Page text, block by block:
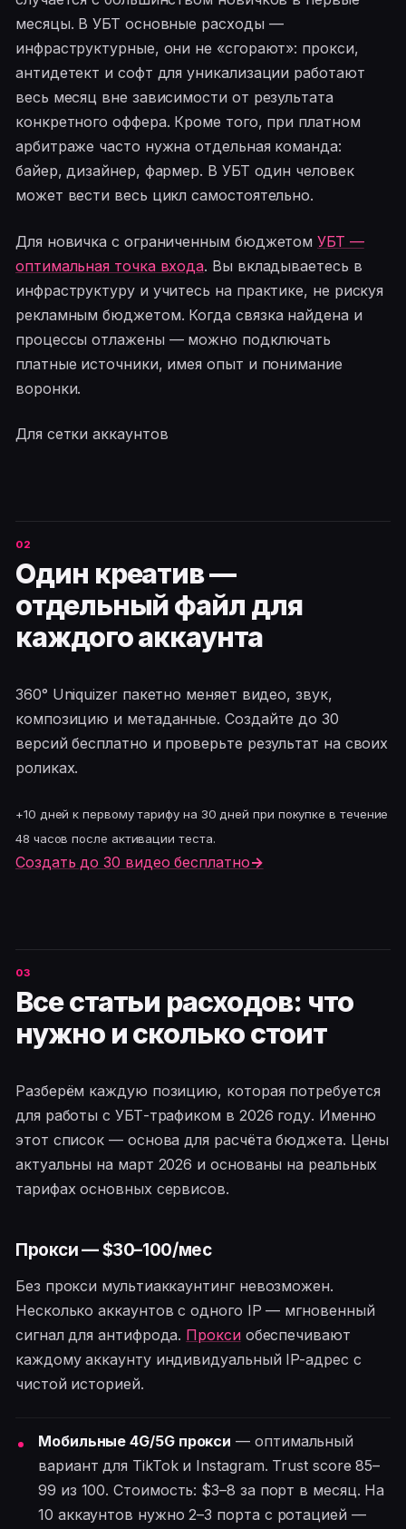
месяцы. В УБТ основные расходы —
инфраструктурные, они не «сгорают»: прокси,
антидетект и софт для уникализации работают
весь месяц вне зависимости от результата
конкретного оффера. Кроме того, при платном
арбитраже часто нужна отдельная команда:
байер, дизайнер, фармер. В УБТ один человек
может вести весь цикл самостоятельно.
Для новичка с ограниченным бюджетомУБТ —
оптимальная точка входа. Вы вкладываетесь в
инфраструктуру и учитесь на практике, не рискуя
рекламным бюджетом. Когда связка найдена и
процессы отлажены — можно подключать
платные источники, имея опыт и понимание
воронки.
Для сетки аккаунтов
Один креатив —
отдельный файл для
каждого аккаунта
360° Uniquizer пакетно меняет видео, звук,
композицию и метаданные. Создайте до 30
версий бесплатно и проверьте результат на своих
роликах.
+10 дней к первому тарифу на 30 дней при покупке в течение
48 часов после активации теста.
Создать до 30 видео бесплатно→
Все статьи расходов: что
нужно и сколько стоит
Разберём каждую позицию, которая потребуется
для работы с УБТ-трафиком в 2026 году. Именно
этот список — основа для расчёта бюджета. Цены
актуальны на март 2026 и основаны на реальных
тарифах основных сервисов.
Прокси — $30–100/мес
Без прокси мультиаккаунтинг невозможен.
Несколько аккаунтов с одного IP — мгновенный
сигнал для антифрода. Проксиобеспечивают
каждому аккаунту индивидуальный IP-адрес с
чистой историей.
Мобильные 4G/5G прокси — оптимальный
вариант для TikTok и Instagram. Trust score 85–
99 из 100. Стоимость: $3–8 за порт в месяц. На
10 аккаунтов нужно 2–3 порта с ротацией —